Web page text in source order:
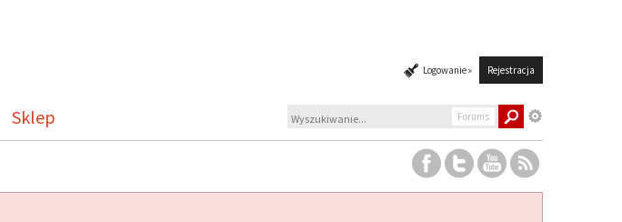
Logowanie » Rejestracja
Sklep Forums